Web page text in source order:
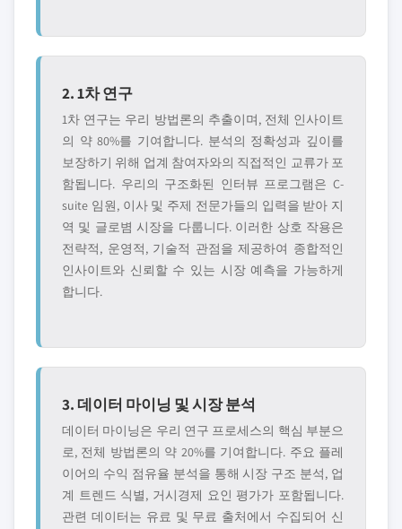
2. 1차 연구
1차 연구는 우리 방법론의 추출이며, 전체 인사이트
의 약 80%를 기여합니다. 분석의 정확성과 깊이를
보장하기 위해 업계 참여자와의 직접적인 교류가 포
함됩니다. 우리의 구조화된 인터뷰 프로그램은 C-
suite 임원, 이사 및 주제 전문가들의 입력을 받아 지
역 및 글로볌 시장을 다룹니다. 이러한 상호 작용은
전략적, 운영적, 기술적 관점을 제공하여 종합적인
인사이트와 신뢰할 수 있는 시장 예측을 가능하게
합니다.
3. 데이터 마이닝 및 시장 분석
데이터 마이닝은 우리 연구 프로세스의 핵심 부분으
로, 전체 방법론의 약 20%를 기여합니다. 주요 플레
이어의 수익 점유율 분석을 통해 시장 구조 분석, 업
계 트렌드 식별, 거시경제 요인 평가가 포함됩니다.
관련 데이터는 유료 및 무료 출처에서 수집되어 신